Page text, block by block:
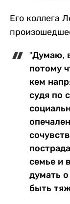
Его коллега
"Думаю,
потому
кем
судя по
семье и
думать
быть